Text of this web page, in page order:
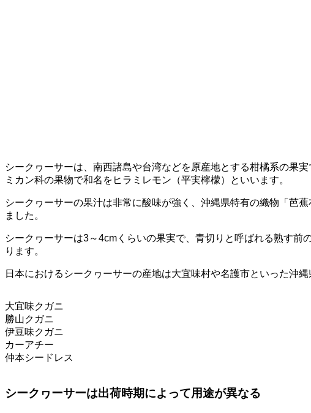
シークヮーサーは、南西諸島や台湾などを原産地とする柑橘系の果実
ミカン科の果物で和名をヒラミレモン（平実檸檬）といいます。
シークヮーサーの果汁は非常に酸味が強く、沖縄県特有の織物「芭
ました。
シークヮーサーは3～4cmくらいの果実で、青切りと呼ばれる熟す
ります。
日本におけるシークヮーサーの産地は大宜味村や名護市といった沖
大宜味クガニ
勝山クガニ
伊豆味クガニ
カーアチー
仲本シードレス
シークヮーサーは出荷時期によって用途が異なる